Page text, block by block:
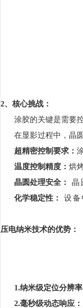
2、 核心挑战：
涂胶的关键是需要
在显影过程中，晶
超精密控制要求：
温度控制精度： 烘
晶圆处理安全：
晶
化学稳定性：
设
压电纳米技术的优势：
1.纳米级定位分辨率
2.毫秒级动态响应：